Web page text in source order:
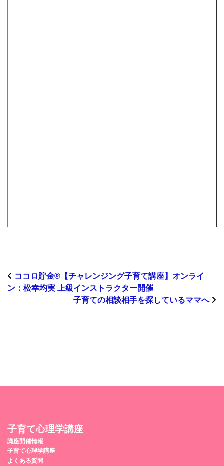
ココロ貯金®︎【チャレンジング子育て講座】オンライ
ン：松幸均実 上級インストラクター開催
子育ての相談相手を探しているママへ
子育て心理学講座
講座開催情報
子育て心理学講座
よくある質問